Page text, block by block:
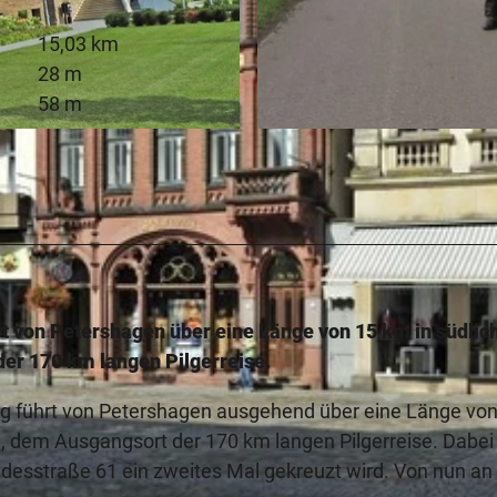
© Unbekannt
15,03 km
28 m
58 m
Petershagen über eine Länge von 15 km in
170 km langen Pilgerreise.
führt von Petershagen ausgehend über eine Länge
Ausgangsort der 170 km langen Pilgerreise.
61 ein zweites Mal gekreuzt wird. Von nun